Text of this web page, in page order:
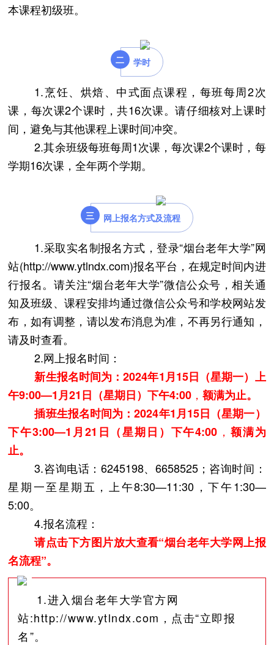
本课程初级班。
二 学时
1.烹饪、烘焙、中式面点课程，每班每周2次
课，每次课2个课时，共16次课。请仔细核对上课时
间，避免与其他课程上课时间冲突。
2.其余班级每班每周1次课，每次课2个课时，每
学期16次课，全年两个学期。
三 网上报名方式及流程
1.采取实名制报名方式，登录“烟台老年大学”网
站(http://www.ytlndx.com)报名平台，在规定时间内进
行报名。请关注“烟台老年大学”微信公众号，相关通
知及班级、课程安排均通过微信公众号和学校网站发
布，如有调整，请以发布消息为准，不再另行通知，
请及时查看。
2.网上报名时间 ：
新生报名时间为：2024年1月15日（星期一）上
午9:00—1月21日（星期日）下午4:00 ，额满为止。
插班生报名时间为：2024年1月15日（星期一）
下午3:00—1月21 日（星期日 ）下午4:00 ， 额满为
止。
3.咨询电话：6245198、6658525；咨询时间：
星期一至星期五，上午8:30—11:30，下午1:30—
5:00。
4.报名流程：
请点击下方图片放大查看“烟台老年大学网上报
名流程”。
1.进入烟台老年大学官方网
站:http://www.ytlndx.com，点击“立即报
名”。